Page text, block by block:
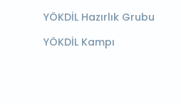
YÖKDİL Hazırlık Grubu
YÖKDİL Kampı